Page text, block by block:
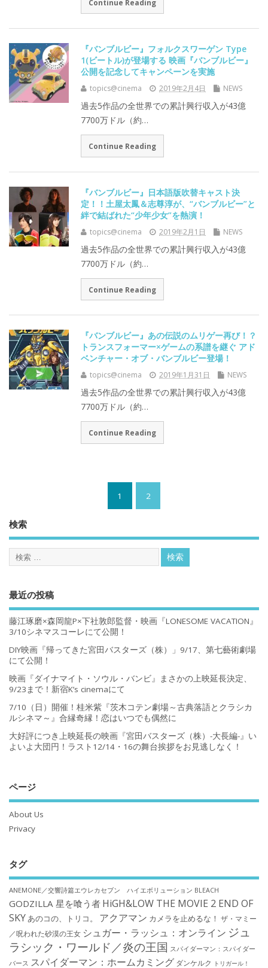
Continue Reading
『バンブルビー』フォルクスワーゲン Type
1(ビートル)が登場する 映画『バンブルビー』
公開を記念してキャンペーンを実施
topics@cinema 2019年2月4日 NEWS
過去5作品の全世界での累計興行収入が43億
7700万ドル（約…
Continue Reading
『バンブルビー』日本語版吹替キャスト決
定！！土屋太鳳＆志尊淳が、“バンブルビー”と
絆で結ばれた“少年少女”を熱演！
topics@cinema 2019年2月1日 NEWS
過去5作品の全世界での累計興行収入が43億
7700万ドル（約…
Continue Reading
『バンブルビー』あの伝説のムリゲー再び！？
トランスフォーマー×ゲームの系譜を継ぐ アド
ベンチャー・オブ・バンブルビー登場！
topics@cinema 2019年1月31日 NEWS
過去5作品の全世界での累計興行収入が43億
7700万ドル（約…
Continue Reading
1 2
検索
最近の投稿
藤江琢磨×森岡龍P×下社敦郎監督・映画『LONESOME VACATION』
3/10シネマスコーレにて公開！
DIY映画『帰ってきた宮田バスターズ（株）」9/17、第七藝術劇場
にて公開！
映画『ダイナマイト・ソウル・バンビ』まさかの上映延長決定、
9/23まで！新宿K’s cinemaにて
7/10（日）開催！桂米紫『茨木コテン劇場～古典落語とクラシカ
ルシネマ～』合縁奇縁！恋はいつでも偶然に
大好評につき上映延長の映画『宮田バスターズ（株）-大長編-』い
よいよ大団円！ラスト12/14・16の舞台挨拶をお見逃しなく！
ページ
About Us
Privacy
タグ
ANEMONE／交響詩篇エウレカセブン ハイエボリューション BLEACH
GODZILLA 星を喰う者 HiGH&LOW THE MOVIE 2 END OF
SKYあのコの、トリコ。 アクアマン カメラを止めるな！ ザ・マミー
／呪われた砂漠の王女 シュガー・ラッシュ：オンライン ジュ
ラシック・ワールド／炎の王国 スパイダーマン：スパイダー
バース スパイダーマン：ホームカミング ダンケルク トリガール！